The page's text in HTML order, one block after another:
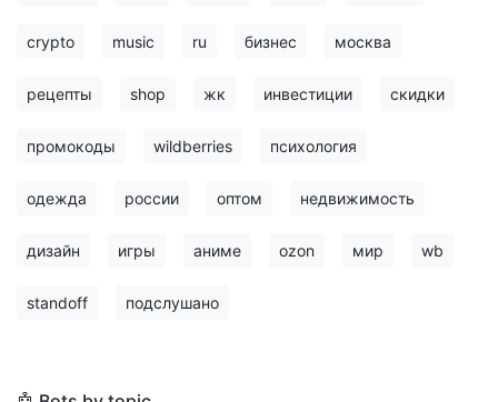
crypto music ru бизнес москва
рецепты shop жк инвестиции скидки
промокоды wildberries психология
одежда россии оптом недвижимость
дизайн игры аниме ozon мир wb
standoff подслушано